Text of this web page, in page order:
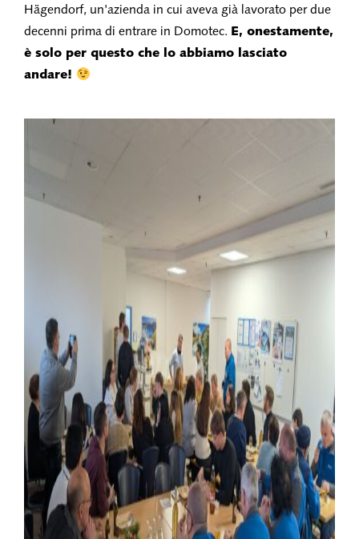
Hägendorf, un'azienda in cui aveva già lavorato per due
decenni prima di entrare in Domotec. E, onestamente,
è solo per questo che lo abbiamo lasciato
andare!